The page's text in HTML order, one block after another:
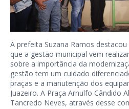
A prefeita Suzana Ramos
que a gestão municipal vem
sobre a importância da
gestão tem um cuidado
praças e a manutenção dos
Juazeiro. A Praça Arnulfo Cândido
Tancredo Neves, através desse